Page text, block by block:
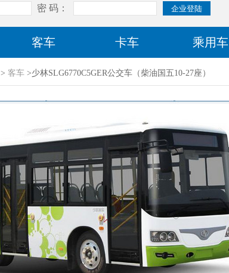
客车 卡车 乘用车
> 客车 >少林SLG6770C5GER公交车（柴油国五10-27座）